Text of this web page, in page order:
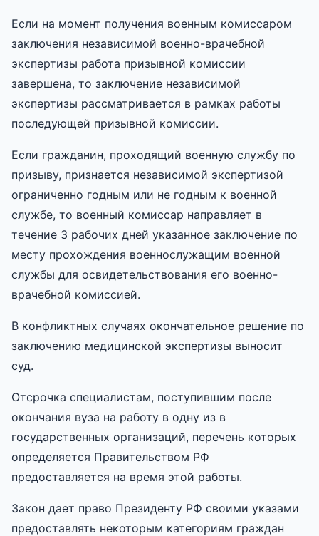
Если на момент получения военным комиссаром
заключения независимой военно-врачебной
экспертизы работа призывной комиссии
завершена, то заключение независимой
экспертизы рассматривается в рамках работы
последующей призывной комиссии.
Если гражданин, проходящий военную службу по
призыву, признается независимой экспертизой
ограниченно годным или не годным к военной
службе, то военный комиссар направляет в
течение 3 рабочих дней указанное заключение по
месту прохождения военнослужащим военной
службы для освидетельствования его военно-
врачебной комиссией.
В конфликтных случаях окончательное решение по
заключению медицинской экспертизы выносит
суд.
Отсрочка специалистам, поступившим после
окончания вуза на работу в одну из в
государственных организаций, перечень которых
определяется Правительством РФ
предоставляется на время этой работы.
Закон дает право Президенту РФ своими указами
предоставлять некоторым категориям граждан